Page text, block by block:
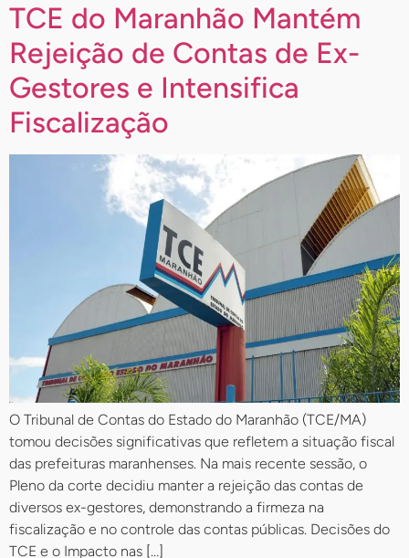
TCE do Maranhão Mantém
Rejeição de Contas de Ex-
Gestores e Intensifica
Fiscalização
O Tribunal de Contas do Estado do Maranhão (TCE/MA)
tomou decisões significativas que refletem a situação fiscal
das prefeituras maranhenses. Na mais recente sessão, o
Pleno da corte decidiu manter a rejeição das contas de
diversos ex-gestores, demonstrando a firmeza na
fiscalização e no controle das contas públicas. Decisões do
TCE e o Impacto nas […]